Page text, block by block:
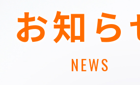
お知ら
NEWS